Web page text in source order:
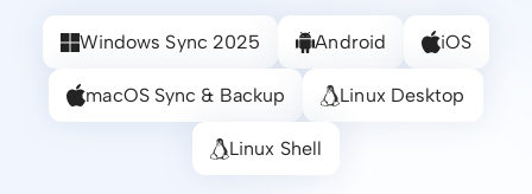
Windows Sync 2025 Android iOS
macOS Sync & Backup Linux Desktop
Linux Shell